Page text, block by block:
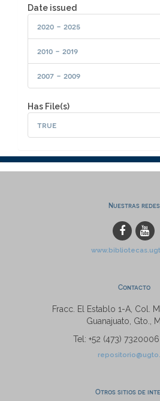
Date issued
2020 - 2025
2010 - 2019
2007 - 2009
Has File(s)
true
Nuestras redes
Contacto
Fracc. El Establo 1-A, Col.
Guanajuato, Gto.,
Tel: +52 (473)
Otros sitios de